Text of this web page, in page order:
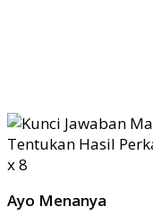
Ayo Menanya